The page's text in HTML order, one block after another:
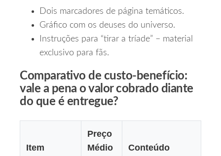
Dois marcadores de página temáticos.
Gráfico com os deuses do universo.
Instruções para “tirar a tríade” – material
exclusivo para fãs.
Comparativo de custo‑benefício:
vale a pena o valor cobrado diante
do que é entregue?
Item
Preço
Médio
Conteúdo